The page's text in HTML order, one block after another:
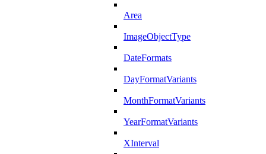
Area
ImageObjectType
DateFormats
DayFormatVariants
MonthFormatVariants
YearFormatVariants
XInterval